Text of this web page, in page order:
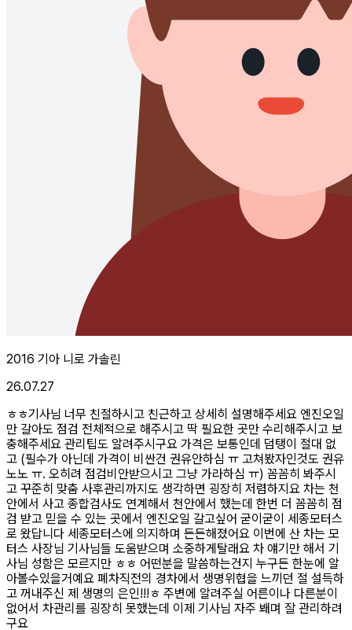
2016 기아 니로 가솔린
26.07.27
ㅎㅎ기사님 너무 친절하시고 친근하고 상세히 설명해주세요 엔진오일
만 갈아도 점검 전체적으로 해주시고 딱 필요한 곳만 수리해주시고 보
충해주세요 관리팁도 알려주시구요 가격은 보통인데 덤탱이 절대 없
고 (필수가 아닌데 가격이 비싼건 권유안하심 ㅠ 고쳐봤자인것도 권유
노노 ㅠ. 오히려 점검비안받으시고 그냥 가라하심 ㅠ) 꼼꼼히 봐주시
고 꾸준히 맞춤 사후관리까지도 생각하면 굉장히 저렴하지요 차는 천
안에서 사고 종합검사도 연계해서 천안에서 했는데 한번 더 꼼꼼히 점
검 받고 믿을 수 있는 곳에서 엔진오일 갈고싶어 굳이굳이 세종모터스
로 왔답니다 세종모터스에 의지하며 든든해졌어요 이번에 산 차는 모
터스 사장님 기사님들 도움받으며 소중하게탈래요 차 얘기만 해서 기
사님 성함은 모르지만 ㅎㅎ 어떤분을 말씀하는건지 누구든 한눈에 알
아볼수있을거예요 폐차직전의 경차에서 생명위협을 느끼던 절 설득하
고 꺼내주신 제 생명의 은인!!!ㅎ 주변에 알려주실 어른이나 다른분이
없어서 차관리를 굉장히 못했는데 이제 기사님 자주 봬며 잘 관리하려
구요